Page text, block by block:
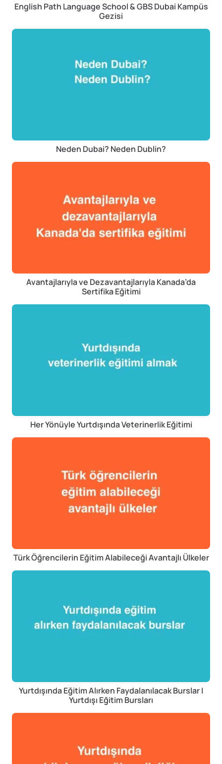
English Path Language School & GBS Dubai Kampüs
Gezisi
Neden Dubai? Neden Dublin?
Avantajlarıyla ve Dezavantajlarıyla Kanada’da
Sertifika Eğitimi
Her Yönüyle Yurtdışında Veterinerlik Eğitimi
Türk Öğrencilerin Eğitim Alabileceği Avantajlı Ülkeler
Yurtdışında Eğitim Alırken Faydalanılacak Burslar |
Yurtdışı Eğitim Bursları